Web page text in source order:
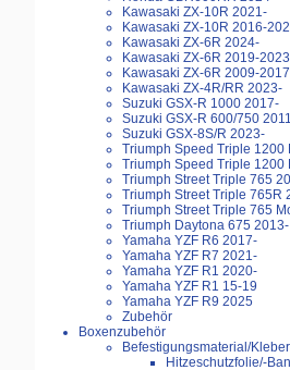
Kawasaki ZX-10R 2021-
Kawasaki ZX-10R 2016-
Kawasaki ZX-6R 2024-
Kawasaki ZX-6R 2019-2023
Kawasaki ZX-6R 2009-2017
Kawasaki ZX-4R/RR 2023-
Suzuki GSX-R 1000 2017-
Suzuki GSX-R 600/750
Suzuki GSX-8S/R 2023-
Triumph Speed Triple 1200
Triumph Speed Triple 1200
Triumph Street Triple 765
Triumph Street Triple 765R
Triumph Street Triple 765
Triumph Daytona 675 2013-
Yamaha YZF R6 2017-
Yamaha YZF R7 2021-
Yamaha YZF R1 2020-
Yamaha YZF R1 15-19
Yamaha YZF R9 2025
Zubehör
Boxenzubehör
Befestigungsmaterial/Kleber
Hitzeschutzfolie/-